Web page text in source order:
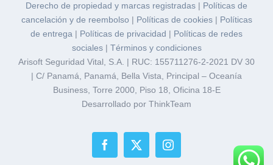
Derecho de propiedad y marcas registradas | Políticas de
cancelación y de reembolso | Políticas de cookies| Políticas
de entrega | Políticas de privacidad | Políticas de redes
sociales| Términos y condiciones
Arisoft Seguridad Vital, S.A. | RUC: 155711276-2-2021 DV 30
| C/ Panamá, Panamá, Bella Vista, Principal – Oceanía
Business, Torre 2000, Piso 18, Oficina 18-E
Desarrollado por ThinkTeam